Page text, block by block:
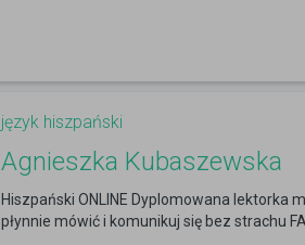
język hiszpański
Agnieszka Kubaszewska
Hiszpański ONLINE Dyplomowana lektorka
płynnie mówić i komunikuj się bez strachu